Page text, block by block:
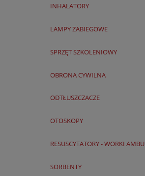
INHALATORY
LAMPY ZABIEGOWE
SPRZĘT SZKOLENIOWY
OBRONA CYWILNA
ODTŁUSZCZACZE
OTOSKOPY
RESUSCYTATORY - WORKI AMBU
SORBENTY